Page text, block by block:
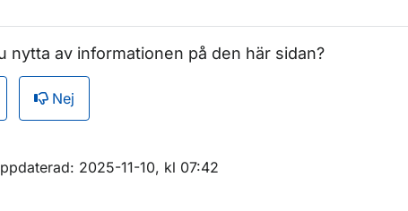
statistik
statistik
nytta av informationen på den här sidan?
Nej
2025-11-10, kl 07:42